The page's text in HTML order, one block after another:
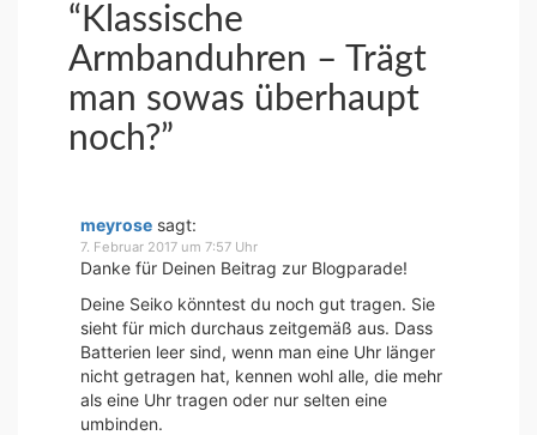
“ Klassische
Armbanduhren – Trägt
man sowas überhaupt
noch?”
meyrose sagt:
7. Februar 2017 um 7:57 Uhr
Danke für Deinen Beitrag zur Blogparade!
Deine Seiko könntest du noch gut tragen. Sie
sieht für mich durchaus zeitgemäß aus. Dass
Batterien leer sind, wenn man eine Uhr länger
nicht getragen hat, kennen wohl alle, die mehr
als eine Uhr tragen oder nur selten eine
umbinden.